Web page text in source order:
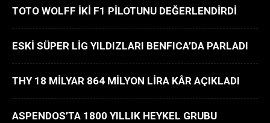
TOTO WOLFF İKİ F1 PİLOTUNU DEĞERLENDİRDİ
ESKİ SÜPER LİG YILDIZLARI BENFICA’DA PARLADI
THY 18 MİLYAR 864 MİLYON LİRA KÂR AÇIKLADI
ASPENDOS’TA 1800 YILLIK HEYKEL GRUBU